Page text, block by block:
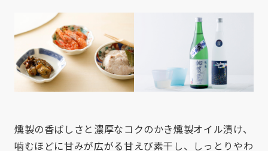
燻製の香ばしさと濃厚なコクのかき燻製オイル漬け、
噛むほどに甘みが広がる甘えび素干し、しっとりやわ